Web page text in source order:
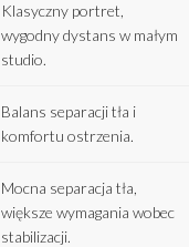
Klasyczny portret,
wygodny dystans w małym
studio.
Balans separacji tła i
komfortu ostrzenia.
Mocna separacja tła,
większe wymagania wobec
stabilizacji.